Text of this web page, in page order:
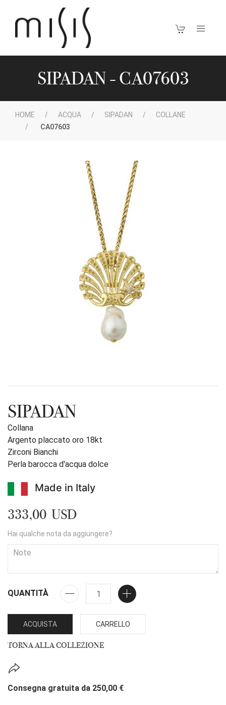
SIPADAN - CA07603
HOME ACQUA SIPADAN
COLLANE
CA07603
SIPADAN
Collana
Argento placcato oro 18kt
Zirconi Bianchi
Perla barocca d'acqua dolce
Made in Italy
333,00 USD
Hai qualche nota da aggiungere?
QUANTITÀ
ACQUISTA CARRELLO
TORNA ALLA COLLEZIONE
Consegna gratuita da 250,00 €